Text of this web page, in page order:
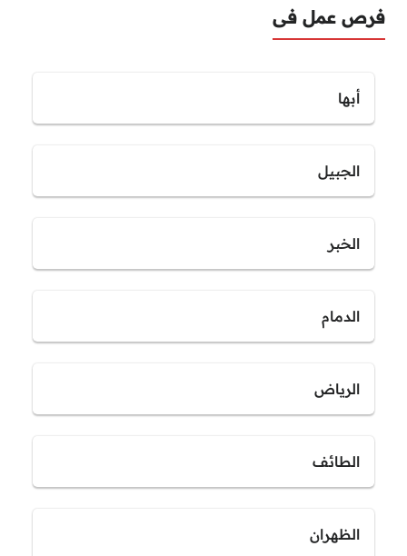
فرص عمل فى
أبها
الجبيل
الخبر
الدمام
الرياض
الطائف
الظهران